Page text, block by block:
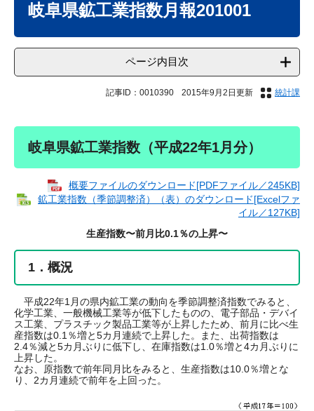
岐阜県鉱工業指数月報201001
ページ内目次
記事ID：0010390 2015年9月2日更新 統計課
岐阜県鉱工業指数（平成22年1月分）
概要ファイルのダウンロード[PDFファイル／245KB]
鉱工業指数（季節調整済）（表）のダウンロード[Excelファ
イル／127KB]
生産指数〜前月比0.1％の上昇〜
1．概況
平成22年1月の県内鉱工業の動向を季節調整済指数でみると、
化学工業、一般機械工業等が低下したものの、電子部品・デバイ
ス工業、プラスチック製品工業等が上昇したため、前月に比べ生
産指数は0.1％増と5カ月連続で上昇した。また、出荷指数は
2.4％減と5カ月ぶりに低下し、在庫指数は1.0％増と4カ月ぶりに
上昇した。
なお、原指数で前年同月比をみると、生産指数は10.0％増とな
り、2カ月連続で前年を上回った。